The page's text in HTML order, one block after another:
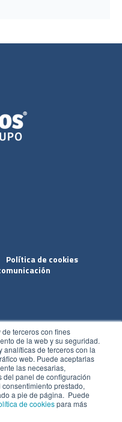
terceros con fines
de la web y su seguridad.
analíticas de terceros con la
web. Puede aceptarlas
las necesarias,
panel de configuración
prestado,
a pie de página. Puede
de cookiespara más
Política de cookies